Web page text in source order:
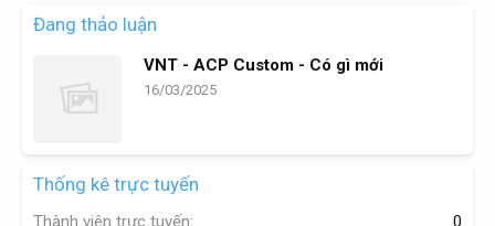
Đang thảo luận
VNT - ACP Custom - Có gì mới
16/03/2025
Thống kê trực tuyến